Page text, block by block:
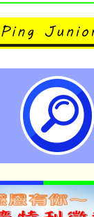
路競賽